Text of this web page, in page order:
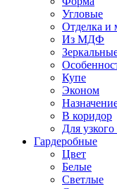
Угловые
Отделка и
Из МДФ
Купе
Эконом
В коридор
Для
Гардеробные
Цвет
Белые
Светлые